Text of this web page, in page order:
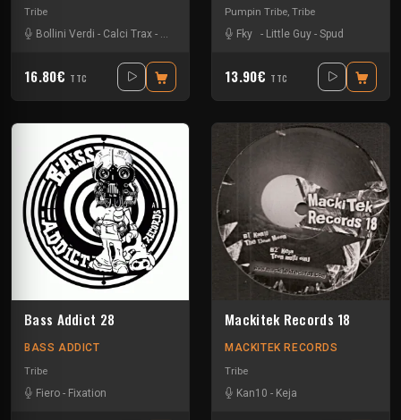
Tribe
Bollini Verdi - Calci Trax - Rave-ol Vico
16.80€ TTC
Pumpin Tribe, Tribe
Fky
- Little Guy - Spud
13.90€ TTC
Bass Addict 28
BASS ADDICT
Tribe
Fiero - Fixation
Mackitek Records 18
MACKITEK RECORDS
Tribe
Kan10 - Keja